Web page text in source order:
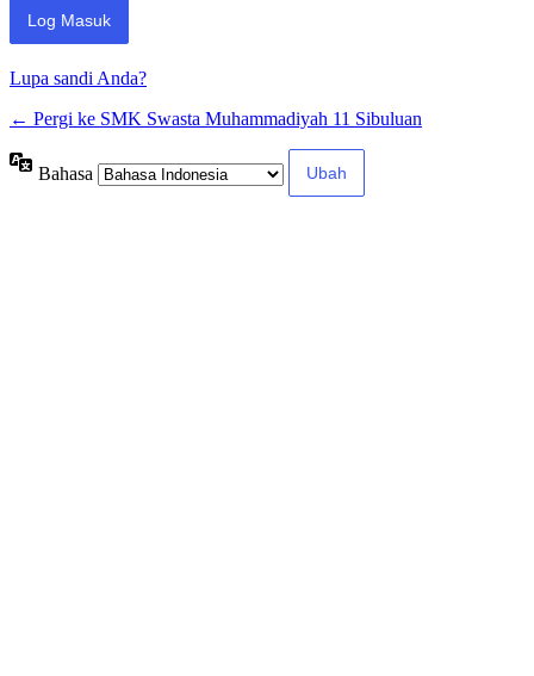
Lupa sandi Anda?
← Pergi ke SMK Swasta Muhammadiyah 11 Sibuluan
Bahasa